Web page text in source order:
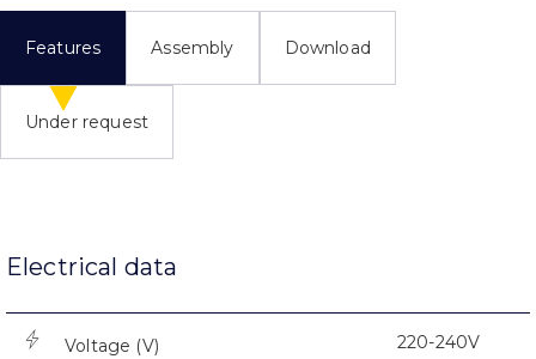
Features Assembly Download
Under request
Electrical data
Voltage (V) 220-240V